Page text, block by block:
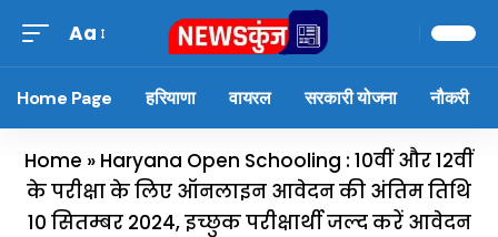
Aa
Home Page हरियाणा वायरल सरकारी योजना नौकरी
Home » Haryana Open Schooling : 10वीं और 12वीं
के परीक्षा के लिए ऑनलाइन आवेदन की अंतिम तिथि
10 सितम्बर 2024, इच्छुक परीक्षार्थी जल्द करें आवेदन